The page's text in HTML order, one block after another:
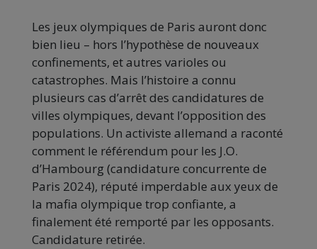
Les jeux olympiques de Paris auront donc
bien lieu – hors l’hypothèse de nouveaux
confinements, et autres varioles ou
catastrophes. Mais l’histoire a connu
plusieurs cas d’arrêt des candidatures de
villes olympiques, devant l’opposition des
populations. Un activiste allemand a raconté
comment le référendum pour les J.O.
d’Hambourg (candidature concurrente de
Paris 2024), réputé imperdable aux yeux de
la mafia olympique trop confiante, a
finalement été remporté par les opposants.
Candidature retirée.